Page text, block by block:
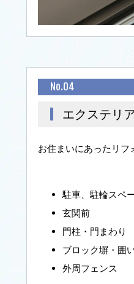
No.04
エクステリ
お住まいにあったリフ
駐車、駐輪スペ
玄関前
門柱・門まわり
ブロック塀・囲
外周フェンス